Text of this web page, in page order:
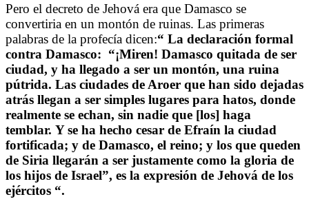
Pero el decreto de Jehová era que Damasco se
convertiria en un montón de ruinas. Las primeras
palabras de la profecía dicen:“ La declaración formal
contra Damasco: “¡Miren! Damasco quitada de ser
ciudad, y ha llegado a ser un montón, una ruina
pútrida. Las ciudades de Aroer que han sido dejadas
atrás llegan a ser simples lugares para hatos, donde
realmente se echan, sin nadie que [los] haga
temblar. Y se ha hecho cesar de Efraín la ciudad
fortificada; y de Damasco, el reino; y los que queden
de Siria llegarán a ser justamente como la gloria de
los hijos de Israel”, es la expresión de Jehová de los
ejércitos “.